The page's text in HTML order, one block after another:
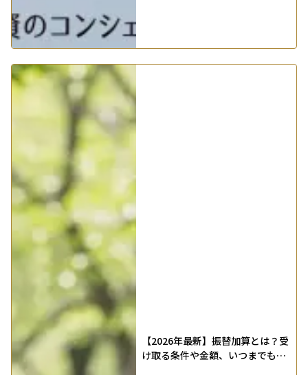
【2026年最新】振替加算とは？受
け取る条件や金額、いつまでもら